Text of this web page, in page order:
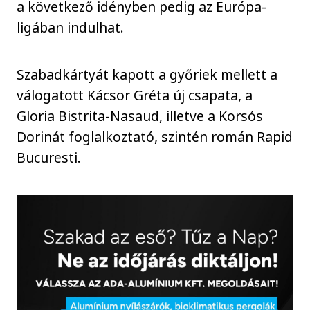
a következő idényben pedig az Európa-
ligában indulhat.
Szabadkártyát kapott a győriek mellett a
válogatott Kácsor Gréta új csapata, a
Gloria Bistrita-Nasaud, illetve a Korsós
Dorinát foglalkoztató, szintén román Rapid
Bucuresti.